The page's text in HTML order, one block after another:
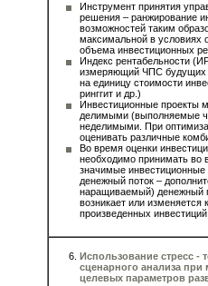
Инструмент принятия
решения – ранжирование
возможностей таким
максимальной в условиях
объема инвестиционных
Индекс рентабельности
измеряющий ЧПС будущих
на единицу стоимости
ринггит и др.)
Инвестиционные проекты
делимыми (выполняемые
неделимыми. При
оценивать различные
Во время оценки
необходимо принимать во
значимые
денежный поток –
наращиваемый) денежный
возникает или изменяется
произведенных
Использование стресс -
сценарного анализа
целевых параметров